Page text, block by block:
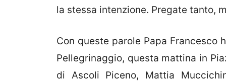
la stessa intenzione. Pregate tanto,
Con queste parole Papa Francesco
Pellegrinaggio, questa mattina in
di Ascoli Piceno, Mattia